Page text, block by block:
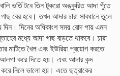
ভর্তি টবে তিন টুকরো অঙ্কুরিত আদা পুঁতে
বের হবে। তখন আদার চারা সাবধানে তুলে
দিন। দিনের অধিকাংশ সময় রোদ পায় এমন
মধ্যে আদা গাছ বাড়তে থাকবে। চারা
মাটিতে খৈল এবং ইউরিয়া প্রয়োগ করতে
করে দিতে হয়। এবং আদার কন্দ
করে নিলে ভালো হয়। এতে ছত্রাকের